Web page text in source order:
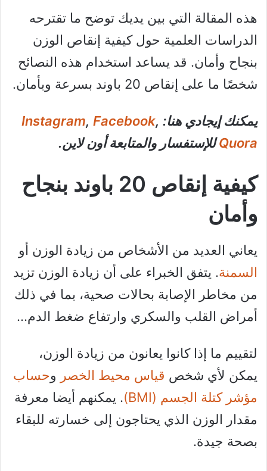
هذه المقالة التي بين يديك توضح ما تقترحه
الدراسات العلمية حول كيفية إنقاص الوزن
بنجاح وأمان. قد يساعد استخدام هذه النصائح
شخصًا ما على إنقاص 20 باوند بسرعة وبأمان.
يمكنك إيجادي هنا: Instagram, Facebook,
Quoraللإستفسار والمتابعة أون لاين.
كيفية إنقاص 20 باوند بنجاح
وأمان
يعاني العديد من الأشخاص من زيادة الوزن أو
السمنة. يتفق الخبراء على أن زيادة الوزن تزيد
من مخاطر الإصابة بحالات صحية، بما في ذلك
أمراض القلب والسكري وارتفاع ضغط الدم…
لتقييم ما إذا كانوا يعانون من زيادة الوزن،
يمكن لأي شخص قياس محيط الخصر وحساب
مؤشر كتلة الجسم (BMI)
. يمكنهم أيضا معرفة
مقدار الوزن الذي يحتاجون إلى خسارته للبقاء
بصحة جيدة.